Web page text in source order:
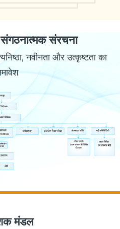
संरचना
नवीनता और उत्कृष्टता का
मंडल